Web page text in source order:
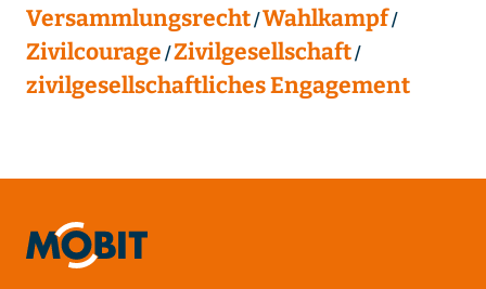
Versammlungsrecht Wahlkampf
Zivilcourage Zivilgesellschaft
zivilgesellschaftliches Engagement